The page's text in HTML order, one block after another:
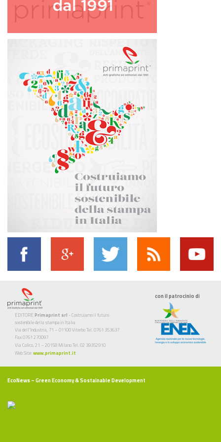
EDITORE Primaprint srl - Costruiamo il futuro
sostenibile della stampa in Italia
Via dell’Industria, 71 – 01100 Viterbo Tel. 0761 353637
Fax 0761 270097
Via Colico, 21 – 20158 Milano Tel. 02 39352910
Web Site: www.primaprint.it
con il patrocinio di
EcoNews– Green Economy & Sostainable Development